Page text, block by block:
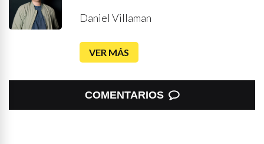
Daniel Villaman
VER MÁS
COMENTARIOS